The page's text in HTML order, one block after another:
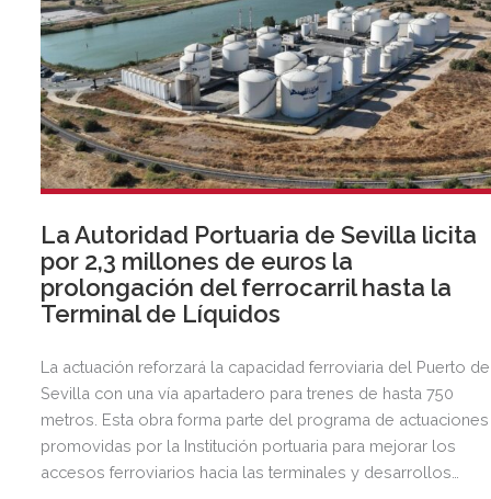
La Autoridad Portuaria de Sevilla licita
por 2,3 millones de euros la
prolongación del ferrocarril hasta la
Terminal de Líquidos
La actuación reforzará la capacidad ferroviaria del Puerto de
Sevilla con una vía apartadero para trenes de hasta 750
metros. Esta obra forma parte del programa de actuaciones
promovidas por la Institución portuaria para mejorar los
accesos ferroviarios hacia las terminales y desarrollos